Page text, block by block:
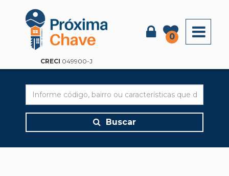
CRECI 049900-J
0
Buscar